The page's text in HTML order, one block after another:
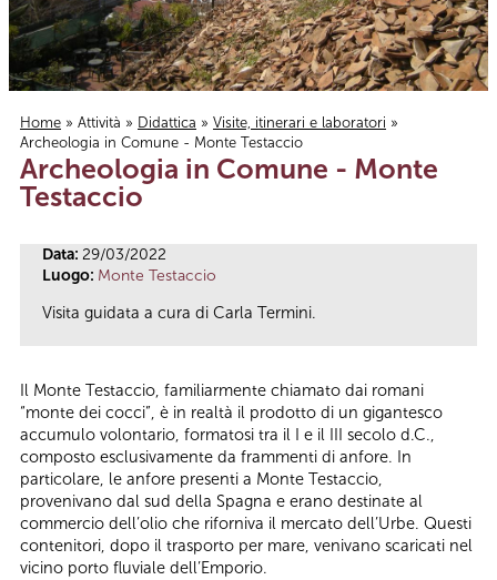
Tu sei qui
Home » Attività » Didattica » Visite, itinerari e laboratori »
Archeologia in Comune - Monte Testaccio
Archeologia in Comune - Monte
Testaccio
Data: 29/03/2022
Luogo: Monte Testaccio
Visita guidata a cura di Carla Termini.
Il Monte Testaccio, familiarmente chiamato dai romani
“monte dei cocci”, è in realtà il prodotto di un gigantesco
accumulo volontario, formatosi tra il I e il III secolo d.C.,
composto esclusivamente da frammenti di anfore. In
particolare, le anfore presenti a Monte Testaccio,
provenivano dal sud della Spagna e erano destinate al
commercio dell’olio che riforniva il mercato dell’Urbe. Questi
contenitori, dopo il trasporto per mare, venivano scaricati nel
vicino porto fluviale dell’Emporio.